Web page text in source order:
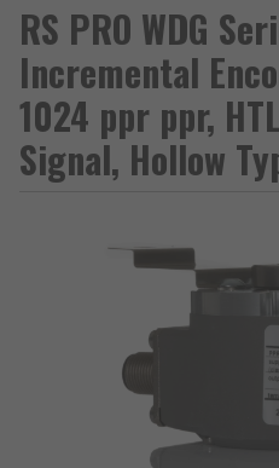
RS PRO WDG
Incremental
1024 ppr ppr,
Signal, Hollow